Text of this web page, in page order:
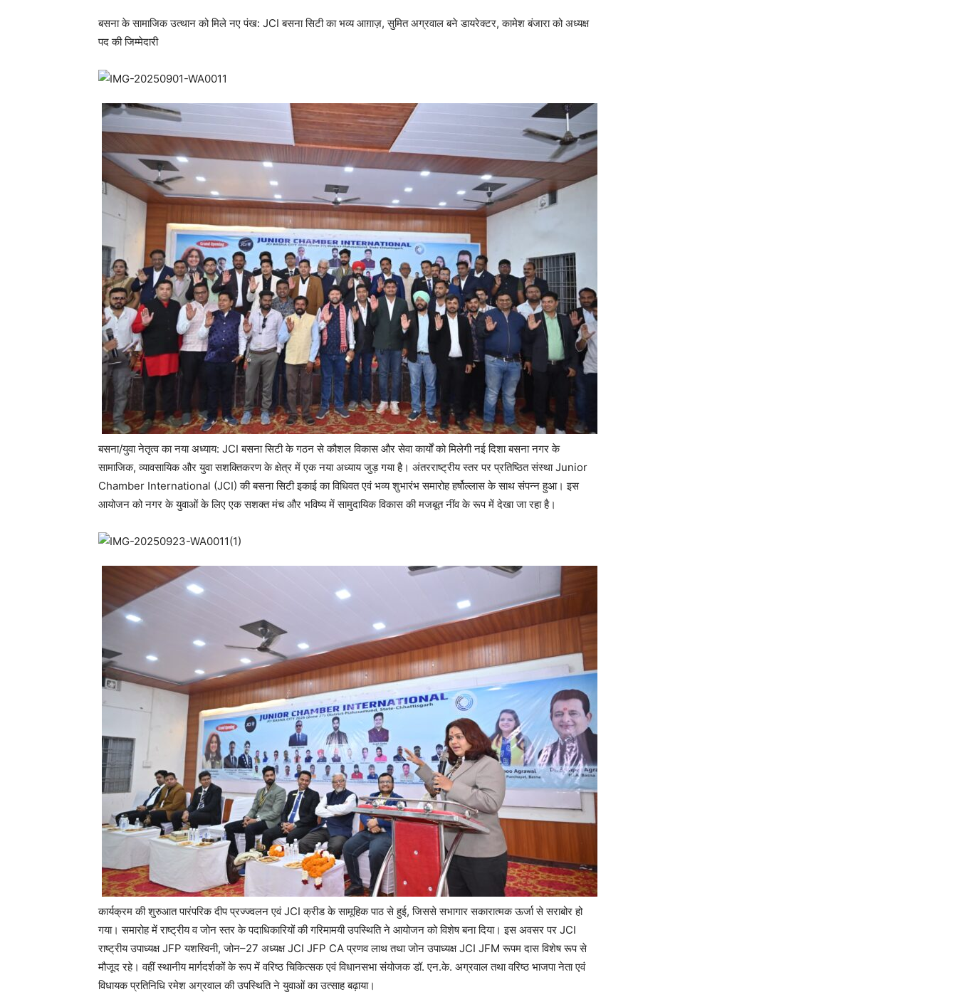
बसना के सामाजिक उत्थान को मिले नए पंख: JCI बसना सिटी का भव्य आग़ाज़, सुमित अग्रवाल बने डायरेक्टर, कामेश बंजारा को अध्यक्ष
पद की जिम्मेदारी
बसना/युवा नेतृत्व का नया अध्याय: JCI बसना सिटी के गठन से कौशल विकास और सेवा कार्यों को मिलेगी नई दिशा बसना नगर के
सामाजिक, व्यावसायिक और युवा सशक्तिकरण के क्षेत्र में एक नया अध्याय जुड़ गया है। अंतरराष्ट्रीय स्तर पर प्रतिष्ठित संस्था Junior
Chamber International (JCI) की बसना सिटी इकाई का विधिवत एवं भव्य शुभारंभ समारोह हर्षोल्लास के साथ संपन्न हुआ। इस
आयोजन को नगर के युवाओं के लिए एक सशक्त मंच और भविष्य में सामुदायिक विकास की मजबूत नींव के रूप में देखा जा रहा है।
कार्यक्रम की शुरुआत पारंपरिक दीप प्रज्ज्वलन एवं JCI क्रीड के सामूहिक पाठ से हुई, जिससे सभागार सकारात्मक ऊर्जा से सराबोर हो
गया। समारोह में राष्ट्रीय व जोन स्तर के पदाधिकारियों की गरिमामयी उपस्थिति ने आयोजन को विशेष बना दिया। इस अवसर पर JCI
राष्ट्रीय उपाध्यक्ष JFP यशस्विनी, जोन–27 अध्यक्ष JCI JFP CA प्रणव लाथ तथा जोन उपाध्यक्ष JCI JFM रूपम दास विशेष रूप से
मौजूद रहे। वहीं स्थानीय मार्गदर्शकों के रूप में वरिष्ठ चिकित्सक एवं विधानसभा संयोजक डॉ. एन.के. अग्रवाल तथा वरिष्ठ भाजपा नेता एवं
विधायक प्रतिनिधि रमेश अग्रवाल की उपस्थिति ने युवाओं का उत्साह बढ़ाया।